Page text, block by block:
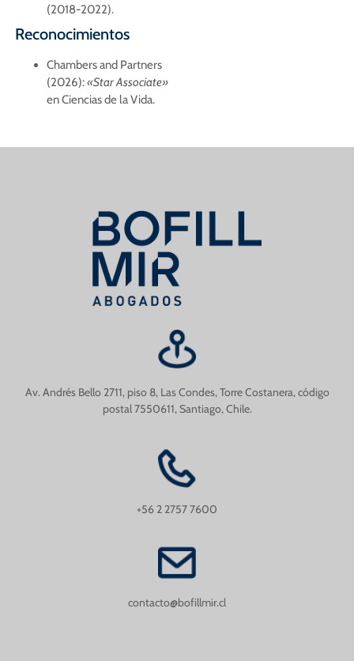
(2018-2022).
Reconocimientos
Chambers and Partners
(2026):«Star Associate»
en Ciencias de la Vida.
Av. Andrés Bello 2711, piso 8, Las Condes, Torre Costanera, código
postal 7550611, Santiago, Chile.
+56 2 2757 7600
contacto@bofillmir.cl